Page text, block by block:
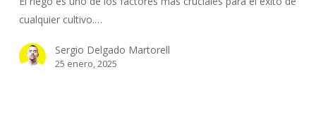
gestionar
uso
cualquier cultivo.…
Sergio Delgado Martorell
25 enero, 2025